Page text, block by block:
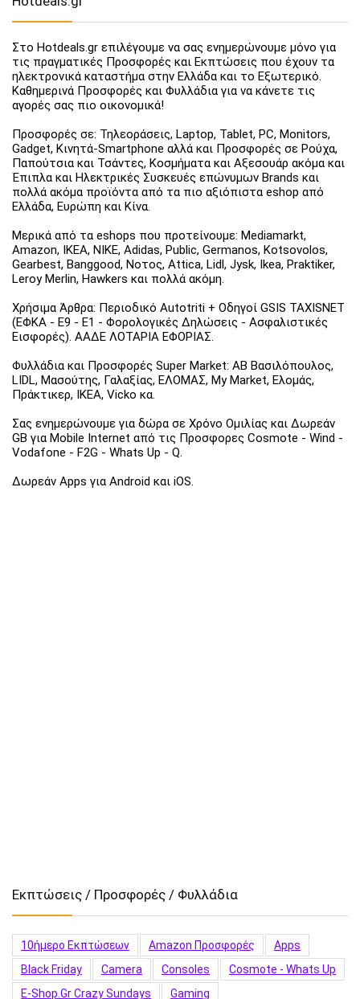
Στο Hotdeals.gr επιλέγουμε να σας ενημερώνουμε μόνο για
τις πραγματικές Προσφορές και Εκπτώσεις που έχουν τα
ηλεκτρονικά καταστήμα στην Ελλάδα και το Εξωτερικό.
Καθημερινά Προσφορές και Φυλλάδια για να κάνετε τις
αγορές σας πιο οικονομικά!
Προσφορές σε: Τηλεοράσεις, Laptop, Tablet, PC, Monitors,
Gadget, Κινητά-Smartphone αλλά και Προσφορές σε Ρούχα,
Παπούτσια και Τσάντες, Κοσμήματα και Αξεσουάρ ακόμα και
Έπιπλα και Ηλεκτρικές Συσκευές επώνυμων Brands και
πολλά ακόμα προϊόντα από τα πιο αξιόπιστα eshop από
Ελλάδα, Ευρώπη και Κίνα.
Μερικά από τα eshops που προτείνουμε: Mediamarkt,
Amazon, IKEA, NIKE, Adidas, Public, Germanos, Kotsovolos,
Gearbest, Banggood, Νοτος, Attica, Lidl, Jysk, Ikea, Praktiker,
Leroy Merlin, Hawkers και πολλά ακόμη.
Χρήσιμα Άρθρα: Περιοδικό Autotriti + Οδηγοί GSIS TAXISNET
(ΕΦΚΑ - Ε9 - Ε1 - Φορολογικές Δηλώσεις - Ασφαλιστικές
Εισφορές). ΑΑΔΕ ΛΟΤΑΡΙΑ ΕΦΟΡΙΑΣ.
Φυλλάδια και Προσφορές Super Market: ΑΒ Βασιλόπουλος,
LIDL, Μασούτης, Γαλαξίας, ΕΛΟΜΑΣ, My Market, Ελομάς,
Πράκτικερ, ΙΚΕΑ, Vicko κα.
Σας ενημερώνουμε για δώρα σε Χρόνο Ομιλίας και Δωρεάν
GB για Mobile Internet από τις Προσφορες Cosmote - Wind -
Vodafone - F2G - Whats Up - Q.
Δωρεάν Apps για Android και iOS.
Εκπτώσεις / Προσφορές / Φυλλάδια
10ήμερο Εκπτώσεων Amazon Προσφορές
Apps
Black Friday
Camera Consoles
Cosmote - Whats Up
E-Shop.gr Crazy Sundays
Gaming